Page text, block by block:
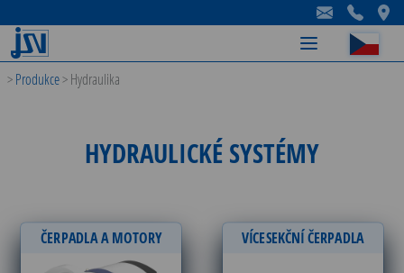
-
-
-
>Produkce>Hydraulika
HYDRAULICKÉ SYSTÉMY
ČERPADLA A MOTORY VÍCESEKČNÍ ČERPADLA